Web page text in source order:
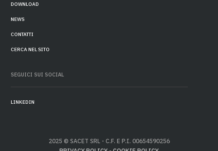
DOWNLOAD
NEWS
CONTATTI
CERCA NEL SITO
SEGUICI SUI SOCIAL
LINKEDIN
2025 © SACET SRL - C.F. E P.I. 00654590256